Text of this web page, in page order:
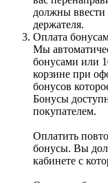
должны ввести
держателя.
Оплата
Мы
бонусами или
корзине при
бонусов
Бонусы
покупателем.
Оплатить
бонусы. Вы
кабинете с